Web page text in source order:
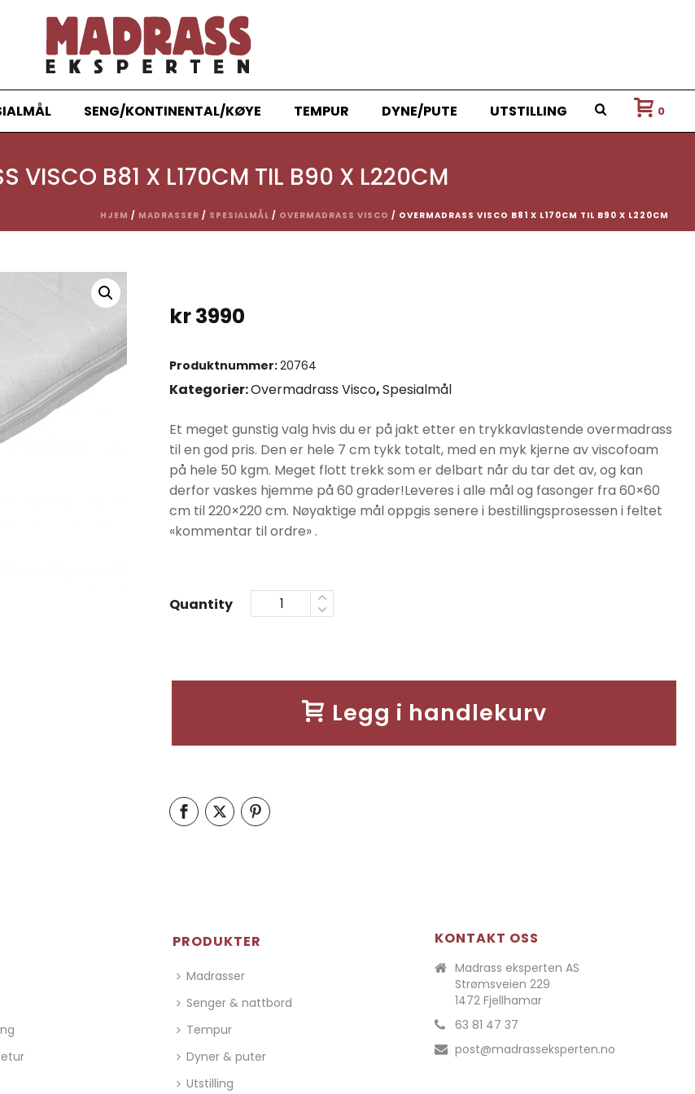
SENG/KONTINENTAL/KØYE TEMPUR DYNE/PUTE UTSTILLING 0
VISCO B81 X L170CM TIL B90 X L220CM
HJEM / MADRASSER / SPESIALMÅL / OVERMADRASS VISCO / OVERMADRASS VISCO B81 X L170CM TIL B90 X L220CM
kr3990
Produktnummer:20764
Kategorier:Overmadrass Visco,Spesialmål
Et meget gunstig valg hvis du er på jakt etter en trykkavlastende overmadrass
til en god pris. Den er hele 7 cm tykk totalt, med en myk kjerne av viscofoam
på hele 50 kgm. Meget flott trekk som er delbart når du tar det av, og kan
derfor vaskes hjemme på 60 grader!Leveres i alle mål og fasonger fra 60×60
cm til 220×220 cm. Nøyaktige mål oppgis senere i bestillingsprosessen i feltet
«kommentar til ordre» .
Quantity
Legg i handlekurv
PRODUKTER
Madrasser
Senger & nattbord
Tempur
Dyner & puter
Utstilling
KONTAKT OSS
Madrass eksperten AS
Strømsveien 229
1472 Fjellhamar
63 81 47 37
post@madrasseksperten.no